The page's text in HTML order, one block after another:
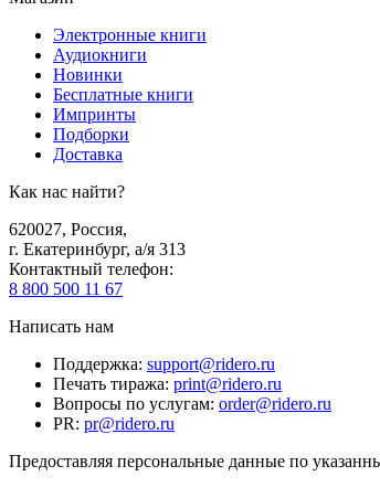
Электронные книги
Аудиокниги
Новинки
Бесплатные книги
Импринты
Подборки
Доставка
Как нас найти?
620027, Россия,
г. Екатеринбург, а/я 313
Контактный телефон:
8 800 500 11 67
Написать нам
Поддержка: support@ridero.ru
Печать тиража: print@ridero.ru
Вопросы по услугам: order@ridero.ru
PR: pr@ridero.ru
Предоставляя персональные данные по